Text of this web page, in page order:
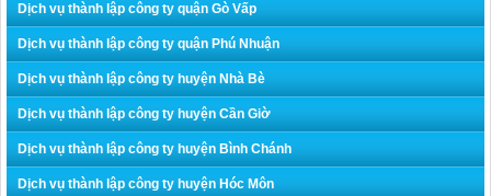
Dịch vụ thành lập công ty quận Gò Vấp
Dịch vụ thành lập công ty quận Phú Nhuận
Dịch vụ thành lập công ty huyện Nhà Bè
Dịch vụ thành lập công ty huyện Cần Giờ
Dịch vụ thành lập công ty huyện Bình Chánh
Dịch vụ thành lập công ty huyện Hóc Môn